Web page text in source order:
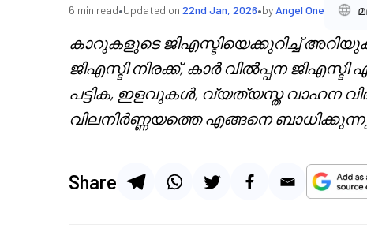
6 min read•Updated on 22nd Jan, 2026•by Angel One
കാറുകളുടെ ജിഎസ്ടിയെക്കുറിച്ച്
ജിഎസ്ടി നിരക്ക്, കാർ വിൽപ്പന ജിഎസ്ടി
പട്ടിക, ഇളവുകൾ, വ്യത്യസ്ത വാഹന
വിലനിർണ്ണയത്തെ എങ്ങനെ
Share